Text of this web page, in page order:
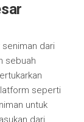
dari
sebuah
seperti
untuk
dari